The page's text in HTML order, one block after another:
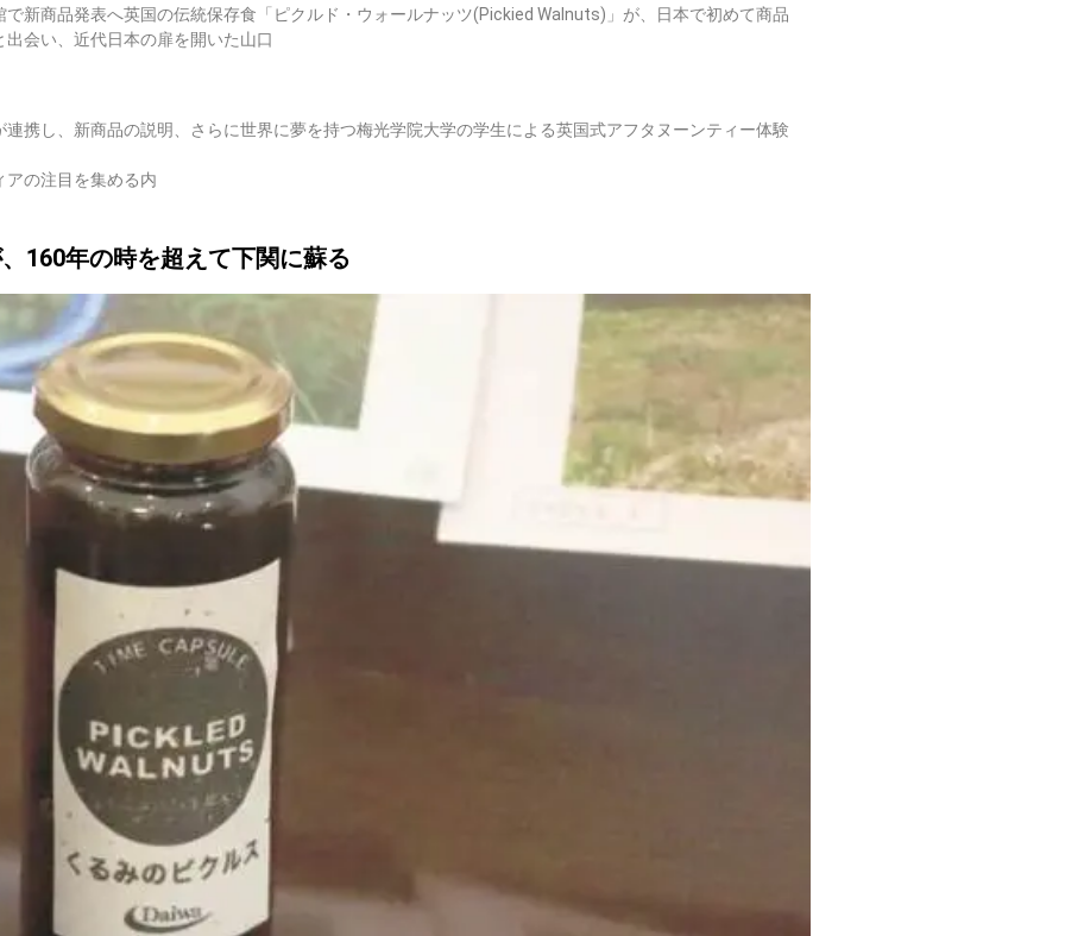
新商品発表へ英国の伝統保存食「ピクルド・ウォールナッツ(Pickied Walnuts)」が、日本で初めて商品
会い、近代日本の扉を開いた山口
し、新商品の説明、さらに世界に夢を持つ梅光学院大学の学生による英国式アフタヌーンティー体験
の注目を集める内
160年の時を超えて下関に蘇る